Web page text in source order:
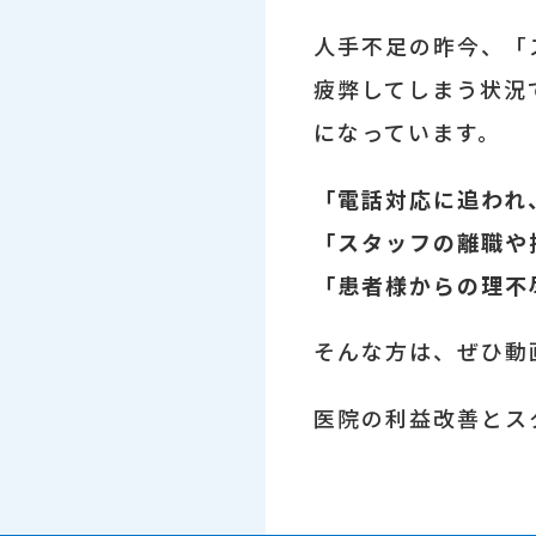
人手不足の昨今、
疲弊してしまう状
になっています。
「電話対応に追わ
「スタッフの離職
「患者様からの理
そんな方は、ぜひ
医院の利益改善と